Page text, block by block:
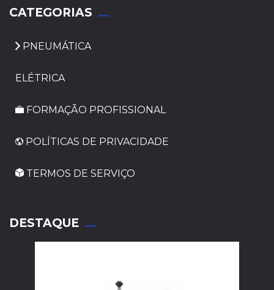
CATEGORIAS
PNEUMÁTICA
ELÉTRICA
FORMAÇÃO PROFISSIONAL
POLÍTICAS DE PRIVACIDADE
TERMOS DE SERVIÇO
DESTAQUE